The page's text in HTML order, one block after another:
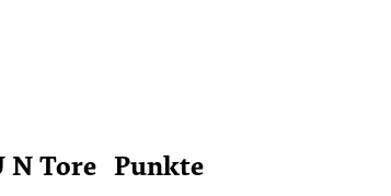
NTore Punkte